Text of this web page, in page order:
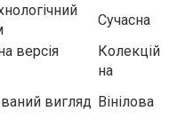
Сучасна
версія
Колекцій
на
вигляд Вінілова